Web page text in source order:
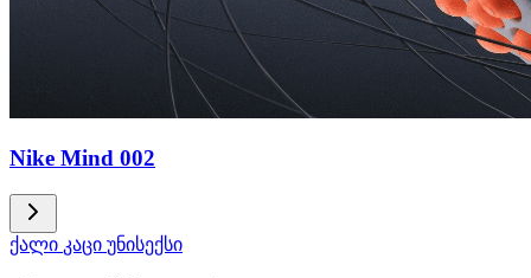
Nike Mind 002
ქალი კაცი უნისექსი